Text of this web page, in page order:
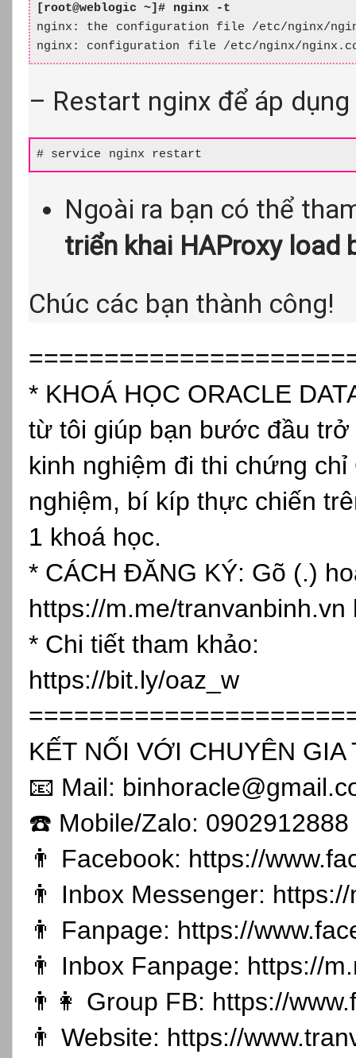
[root@weblogic ~]# nginx -t
nginx: the configuration file /etc/nginx/
nginx: configuration file /etc/nginx/
– Restart nginx để áp
# service nginx restart
Ngoài ra bạn có thể
triển khai HAProxy load
Chúc các bạn thành công!
* KHOÁ HỌC ORACLE
từ tôi giúp bạn bước đầu
kinh nghiệm đi thi chứng
nghiệm, bí kíp thực chiến
1 khoá học.
* CÁCH ĐĂNG KÝ: Gõ (.)
https://m.me/tranvanbinh.vn
* Chi tiết tham khảo:
https://bit.ly/oaz_w
KẾT NỐI VỚI CHUYÊN GIA
📧 Mail:
☎️ Mobile/Zalo: 0902912888
👨 Facebook: https://
👨 Inbox Messenger:
👨 Fanpage: https://
👨 Inbox Fanpage: https://
👨👩 Group FB: https://
👨 Website: https://